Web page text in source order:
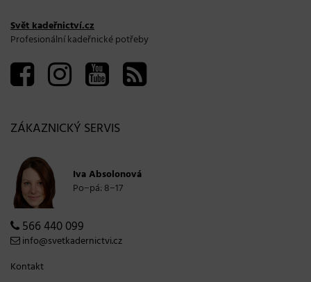
Svět kadeřnictví.cz
Profesionální kadeřnické potřeby
ZÁKAZNICKÝ SERVIS
Iva Absolonová
Po−pá: 8−17
566 440 099
info@svetkadernictvi.cz
Kontakt